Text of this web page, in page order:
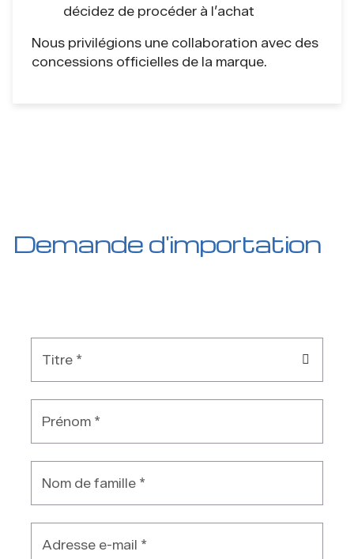
décidez de procéder à l’achat
Nous privilégions une collaboration avec des
concessions officielles de la marque.
Demande d'importation
Titre *
Prénom *
Nom de famille *
Adresse e-mail *